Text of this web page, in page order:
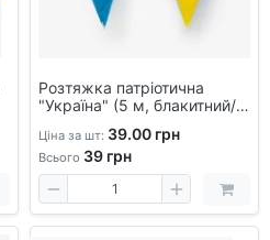
Розтяжка патріотична
"Україна" (5 м, блакитний/
із пластику для
національних свят
Ціна за шт: 39.00 грн
Всього 39 грн